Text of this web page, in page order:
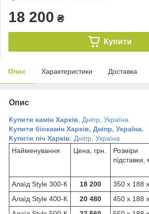
18 200 ₴
Купити
Опис Характеристики Доставка
Опис
Купити камін Харків , Дніпр, Україна.
Купити біокамін Харків, Дніпр, Україна.
Купити піч Харків , Дніпр, Україна
Найменування
Цена, грн.
Розміри
підставки,
Алаїд Style 300-К
18 200 350 х 188
Алаїд Style 400-К
20 480 450 х 188